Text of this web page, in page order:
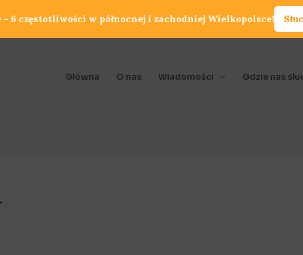
Główna O nas Wiadomości Gdzie nas
6 częstotliwości w północnej i zachodniej Wielkopolsce!